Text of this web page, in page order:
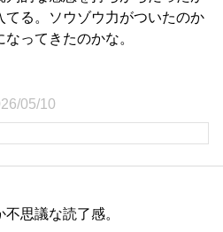
てる。ソウゾウ力がついたのか
ってきたのかな。
05/10
思議な読了感。